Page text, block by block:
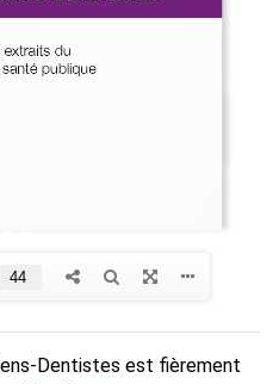
Dentistes est fièrement